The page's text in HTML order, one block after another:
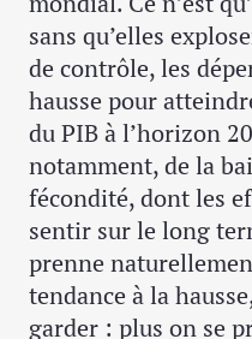
sans qu’elles
de contrôle, les
hausse pour
du PIB à l’horizon
notamment, de la
fécondité, dont les
sentir sur le long
prenne
tendance à la
garder : plus on se